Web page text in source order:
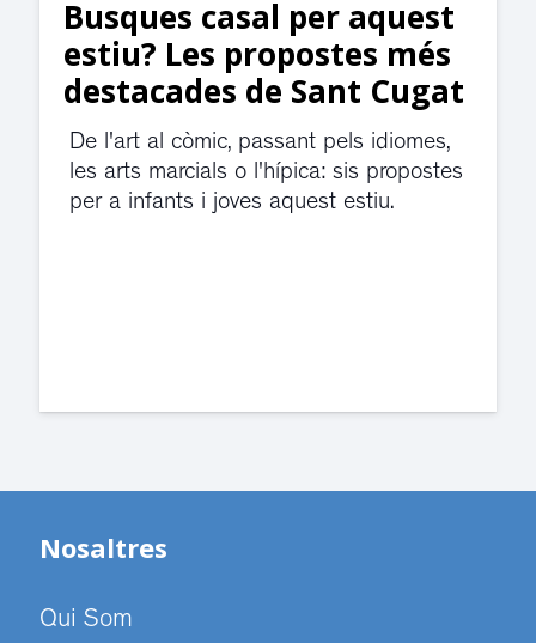
Suspesa l’activitat als
jutjats de Rubí fins
divendres per una fuita
d’aigua
El servei de guàrdia i el jutjat de
violència de gènere s'han traslladat a
Nosaltres
Qui Som